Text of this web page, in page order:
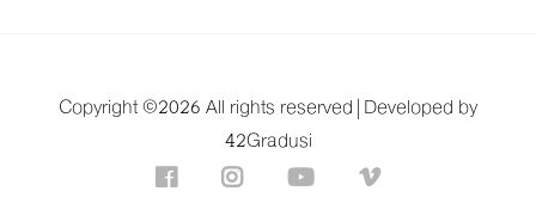
Copyright ©2026 All rights reserved |
Developed by
42Gradusi